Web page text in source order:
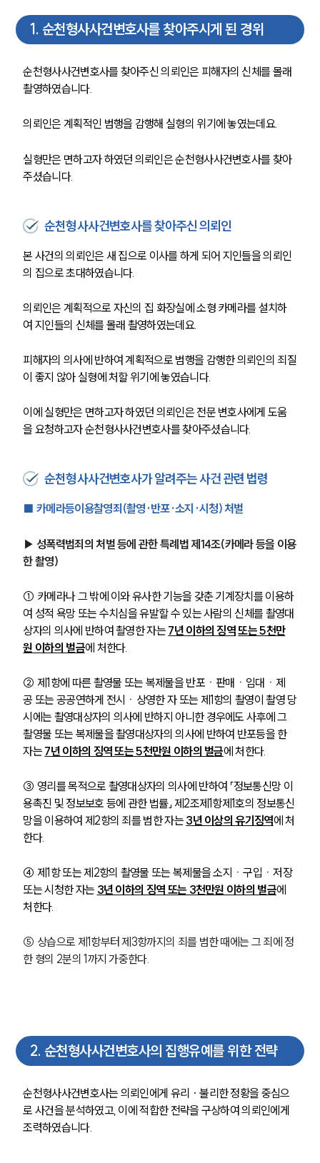
1 . 순천형사사건변호사를 찾아주시게 된 경위
순천형사사건변호사를 찾아주신 의뢰인은 피해자의 신체를 몰래
촬영하였습니다.
의뢰인은 계획적인 범행을 감행해 실형의 위기에 놓였는데요.
실형만은 면하고자 하였던 의뢰인은 순천형사사건변호사를 찾아
주셨습니다.
순천형사사건변호사를 찾아주신 의뢰인
본 사건의 의뢰인은 새 집으로 이사를 하게 되어 지인들을 의뢰인
의 집으로 초대하였습니다.
의뢰인은 계획적으로 자신의 집 화장실에 소형 카메라를 설치하
여 지인들의 신체를 몰래 촬영하였는데요.
피해자의 의사에 반하여 계획적으로 범행을 감행한 의뢰인의 죄질
이 좋지 않아 실형에 처할 위기에 놓였습니다.
이에 실형만은 면하고자 하였던 의뢰인은 전문 변호사에게 도움
을 요청하고자 순천형사사건변호사를 찾아주셨습니다.
순천형사사건변호사가 알려주는 사건 관련 법령
■ 카메라등이용찰영죄(촬영·반포·소지·시청) 처벌
▶ 성폭력범죄의 처벌 등에 관한 특례법 제14조(카메라 등을 이용
한 촬영)
① 카메라나 그 밖에 이와 유사한 기능을 갖춘 기계장치를 이용하
여 성적 욕망 또는 수치심을 유발할 수 있는 사람의 신체를 촬영대
상자의 의사에 반하여 촬영한 자는 7년 이하의 징역또는 5천만
원 이하의 벌금에 처한다.
② 제1항에 따른 촬영물 또는 복제물을 반포ㆍ판매ㆍ임대ㆍ제
공 또는 공공연하게 전시ㆍ상영한 자 또는 제1항의 촬영이 촬영 당
시에는 촬영대상자의 의사에 반하지 아니한 경우에도 사후에 그
촬영물 또는 복제물을 촬영대상자의 의사에 반하여 반포등을 한
자는 7년 이하의 징역 또는 5천만원 이하의 벌금에 처한다.
③ 영리를 목적으로 촬영대상자의 의사에 반하여 「정보통신망 이
용촉진 및 정보보호 등에 관한 법률」 제2조제1항제1호의 정보통신
망을 이용하여 제2항의 죄를 범한 자는 3년 이상의 유기징역에 처
한다.
④ 제1항 또는 제2항의 촬영물 또는 복제물을 소지ㆍ구입ㆍ저장
또는 시청한 자는 3년 이하의 징역 또는 3천만원 이하의 벌금에
처한다.
⑤ 상습으로 제1항부터 제3항까지의 죄를 범한 때에는 그 죄에 정
한 형의 2분의 1까지 가중한다.
2. 순천형사사건변호사의 집행유예를 위한 전략
순천형사사건변호사는 의뢰인에게 유리 · 불리한 정황을 중심으
로 사건을 분석하였고, 이에 적합한 전략을 구상하여 의뢰인에게
조력하였습니다.